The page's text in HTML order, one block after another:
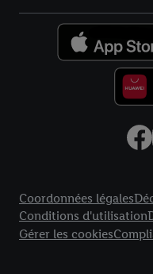
Coordonnées légales
Conditions d'utilisation
Gérer les cookies